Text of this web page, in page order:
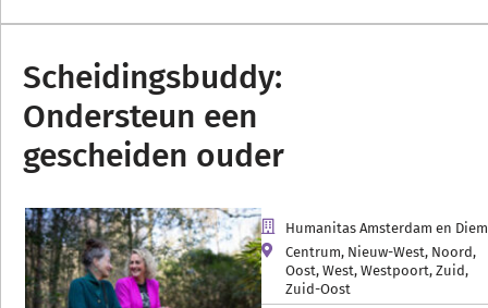
Scheidingsbuddy:
Ondersteun een
gescheiden ouder
Humanitas Amsterdam en
Centrum, Nieuw-West, Noord,
Oost,West,Westpoort,Zuid,
Zuid-Oost